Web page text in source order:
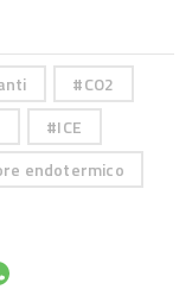
CO2
ICE
endotermico